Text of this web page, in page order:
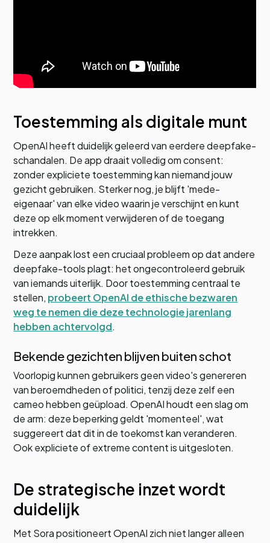
Toestemming als digitale munt
OpenAI heeft duidelijk geleerd van eerdere deepfake-
schandalen. De app draait volledig om consent:
zonder expliciete toestemming kan niemand jouw
gezicht gebruiken. Sterker nog, je blijft 'mede-
eigenaar' van elke video waarin je verschijnt en kunt
deze op elk moment verwijderen of de toegang
intrekken.
Deze aanpak lost een cruciaal probleem op dat andere
deepfake-tools plagt: het ongecontroleerd gebruik
van iemands uiterlijk. Door toestemming centraal te
stellen, probeert OpenAI de ethische bezwaren
weg te nemen die deze technologie jarenlang
hebben achtervolgd.
Bekende gezichten blijven buiten schot
Voorlopig kunnen gebruikers geen video's genereren
van beroemdheden of politici, tenzij deze zelf een
cameo hebben geüpload. OpenAI houdt een slag om
de arm: deze beperking geldt 'momenteel', wat
suggereert dat dit in de toekomst kan veranderen.
Ook expliciete of extreme content is uitgesloten.
De strategische inzet wordt
duidelijk
Met Sora positioneert OpenAI zich niet langer alleen